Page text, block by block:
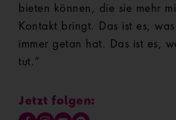
bieten können, die sie mehr
Kontakt bringt. Das ist es,
immer getan hat. Das ist es,
tut.”
Jetzt folgen: